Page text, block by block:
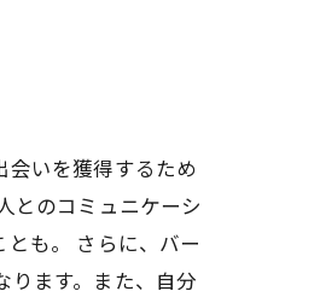
会いを獲得するため
とのコミュニケーシ
も。 さらに、バー
ります。また、自分